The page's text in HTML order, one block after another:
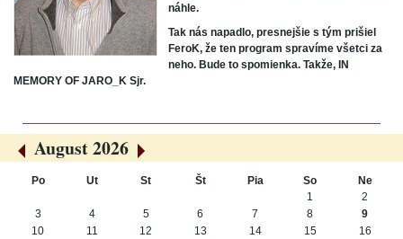
náhle.
Tak nás napadlo, presnejšie s tým prišiel
FeroK, že ten program spravíme všetci za
neho. Bude to spomienka. Takže, IN
MEMORY OF JARO_K Sjr.
«
August 2026
»
Po Ut St Št Pia So
Ne
1
2
3
4 5 6 7 8
9
10
11 12 13 14 15
16